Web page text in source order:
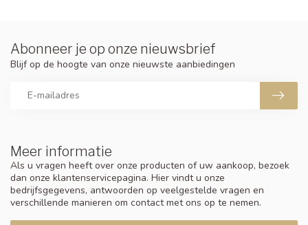
Meer informatie
Als u vragen heeft over onze producten of uw aankoop, bezoek
dan onze klantenservicepagina. Hier vindt u onze
bedrijfsgegevens, antwoorden op veelgestelde vragen en
verschillende manieren om contact met ons op te nemen.
Abonneer je op onze nieuwsbrief
Blijf op de hoogte van onze nieuwste aanbiedingen